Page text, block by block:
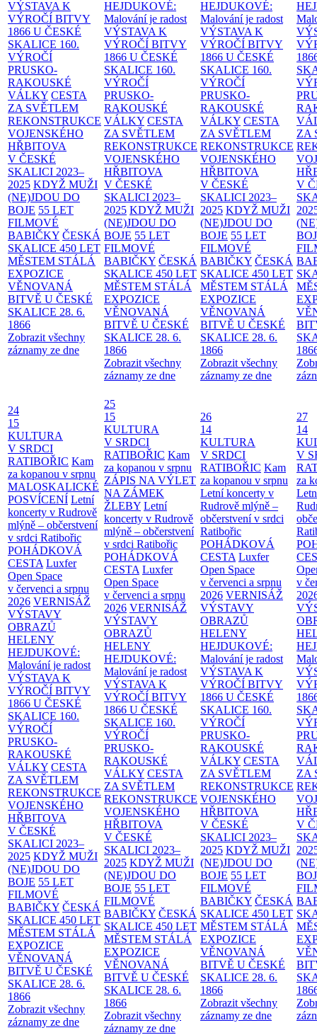
VÝSTAVA K
VÝROČÍ BITVY
1866 U ČESKÉ
SKALICE 160.
VÝROČÍ
PRUSKO-
RAKOUSKÉ
VÁLKY CESTA
ZA SVĚTLEM
REKONSTRUKCE
VOJENSKÉHO
HŘBITOVA
V ČESKÉ
SKALICI 2023–
2025 KDYŽ MUŽI
(NE)JDOU DO
BOJE 55 LET
FILMOVÉ
BABIČKY ČESKÁ
SKALICE 450 LET
MĚSTEM STÁLÁ
EXPOZICE
VĚNOVANÁ
BITVĚ U ČESKÉ
SKALICE 28. 6.
1866
Zobrazit všechny
záznamy ze dne
HEJDUKOVÉ:
Malování je radost
VÝSTAVA K
VÝROČÍ BITVY
1866 U ČESKÉ
SKALICE 160.
VÝROČÍ
PRUSKO-
RAKOUSKÉ
VÁLKY CESTA
ZA SVĚTLEM
REKONSTRUKCE
VOJENSKÉHO
HŘBITOVA
V ČESKÉ
SKALICI 2023–
2025 KDYŽ MUŽI
(NE)JDOU DO
BOJE 55 LET
FILMOVÉ
BABIČKY ČESKÁ
SKALICE 450 LET
MĚSTEM STÁLÁ
EXPOZICE
VĚNOVANÁ
BITVĚ U ČESKÉ
SKALICE 28. 6.
1866
Zobrazit všechny
záznamy ze dne
HEJDUKOVÉ:
Malování je radost
VÝSTAVA K
VÝROČÍ BITVY
1866 U ČESKÉ
SKALICE 160.
VÝROČÍ
PRUSKO-
RAKOUSKÉ
VÁLKY CESTA
ZA SVĚTLEM
REKONSTRUKCE
VOJENSKÉHO
HŘBITOVA
V ČESKÉ
SKALICI 2023–
2025 KDYŽ MUŽI
(NE)JDOU DO
BOJE 55 LET
FILMOVÉ
BABIČKY ČESKÁ
SKALICE 450 LET
MĚSTEM STÁLÁ
EXPOZICE
VĚNOVANÁ
BITVĚ U ČESKÉ
SKALICE 28. 6.
1866
Zobrazit všechny
záznamy ze dne
ZA
V
24
15
KULTURA
V SRDCI
RATIBOŘIC Kam
za kopanou v srpnu
MALOSKALICKÉ
POSVÍCENÍ Letní
koncerty v Rudrově
mlýně – občerstvení
v srdci Ratibořic
POHÁDKOVÁ
CESTA Luxfer
Open Space
v červenci a srpnu
2026 VERNISÁŽ
VÝSTAVY
OBRAZŮ
HELENY
HEJDUKOVÉ:
Malování je radost
VÝSTAVA K
VÝROČÍ BITVY
1866 U ČESKÉ
SKALICE 160.
VÝROČÍ
PRUSKO-
RAKOUSKÉ
VÁLKY CESTA
ZA SVĚTLEM
REKONSTRUKCE
VOJENSKÉHO
HŘBITOVA
V ČESKÉ
SKALICI 2023–
2025 KDYŽ MUŽI
(NE)JDOU DO
BOJE 55 LET
FILMOVÉ
BABIČKY ČESKÁ
SKALICE 450 LET
MĚSTEM STÁLÁ
EXPOZICE
VĚNOVANÁ
BITVĚ U ČESKÉ
SKALICE 28. 6.
1866
Zobrazit všechny
záznamy ze dne
25
15
KULTURA
V SRDCI
RATIBOŘIC Kam
za kopanou v srpnu
ZÁPIS NA VÝLET
NA ZÁMEK
ŽLEBY Letní
koncerty v Rudrově
mlýně – občerstvení
v srdci Ratibořic
POHÁDKOVÁ
CESTA Luxfer
Open Space
v červenci a srpnu
2026 VERNISÁŽ
VÝSTAVY
OBRAZŮ
HELENY
HEJDUKOVÉ:
Malování je radost
VÝSTAVA K
VÝROČÍ BITVY
1866 U ČESKÉ
SKALICE 160.
VÝROČÍ
PRUSKO-
RAKOUSKÉ
VÁLKY CESTA
ZA SVĚTLEM
REKONSTRUKCE
VOJENSKÉHO
HŘBITOVA
V ČESKÉ
SKALICI 2023–
2025 KDYŽ MUŽI
(NE)JDOU DO
BOJE 55 LET
FILMOVÉ
BABIČKY ČESKÁ
SKALICE 450 LET
MĚSTEM STÁLÁ
EXPOZICE
VĚNOVANÁ
BITVĚ U ČESKÉ
SKALICE 28. 6.
1866
Zobrazit všechny
záznamy ze dne
26
14
KULTURA
V SRDCI
RATIBOŘIC Kam
za kopanou v srpnu
Letní koncerty v
Rudrově mlýně –
občerstvení v srdci
Ratibořic
POHÁDKOVÁ
CESTA Luxfer
Open Space
v červenci a srpnu
2026 VERNISÁŽ
VÝSTAVY
OBRAZŮ
HELENY
HEJDUKOVÉ:
Malování je radost
VÝSTAVA K
VÝROČÍ BITVY
1866 U ČESKÉ
SKALICE 160.
VÝROČÍ
PRUSKO-
RAKOUSKÉ
VÁLKY CESTA
ZA SVĚTLEM
REKONSTRUKCE
VOJENSKÉHO
HŘBITOVA
V ČESKÉ
SKALICI 2023–
2025 KDYŽ MUŽI
(NE)JDOU DO
BOJE 55 LET
FILMOVÉ
BABIČKY ČESKÁ
SKALICE 450 LET
MĚSTEM STÁLÁ
EXPOZICE
VĚNOVANÁ
BITVĚ U ČESKÉ
SKALICE 28. 6.
1866
Zobrazit všechny
záznamy ze dne
27
14
V
za
v
ZA
V